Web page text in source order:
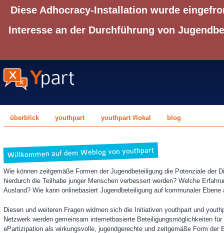
Diese Adhocracy-Installation wurde
Interesse an der Durchführung von
überblick youthpart youthpart #lokal blog
Willkommen auf dem Weblog von youthpart
Wie können zeitgemäße Formen der Jugendbeteiligung die Potenziale der
hierdurch die Teilhabe junger Menschen verbessert werden? Welche
Ausland? Wie kann onlinebasiert Jugendbeteiligung auf kommunaler Ebene
Diesen und weiteren Fragen widmen sich die Initiativen youthpart und
Netzwerk werden gemeinsam internetbasierte Beteiligungsmöglichkeiten
ePartizipation als wirkungsvolle, jugendgerechte und zeitgemäße Form der